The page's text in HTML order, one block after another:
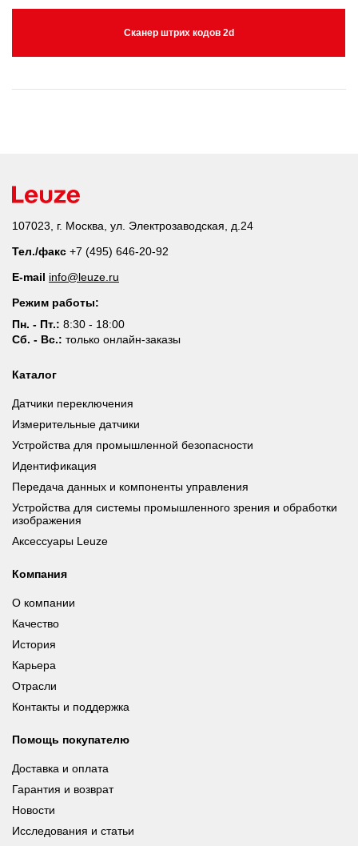
Сканер штрих кодов 2d
107023, г. Москва, ул. Электрозаводская, д.24
Тел./факс +7 (495) 646-20-92
E-mail info@leuze.ru
Режим работы:
Пн. - Пт.: 8:30 - 18:00
Сб. - Вс.: только онлайн-заказы
Каталог
Датчики переключения
Измерительные датчики
Устройства для промышленной безопасности
Идентификация
Передача данных и компоненты управления
Устройства для системы промышленного зрения и обработки
изображения
Аксессуары Leuze
Компания
О компании
Качество
История
Карьера
Отрасли
Контакты и поддержка
Помощь покупателю
Доставка и оплата
Гарантия и возврат
Новости
Исследования и статьи